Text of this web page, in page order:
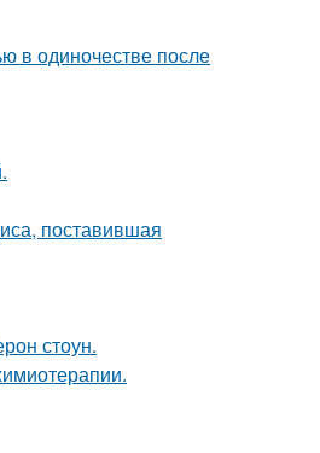
в одиночестве после
поставившая
стоун.